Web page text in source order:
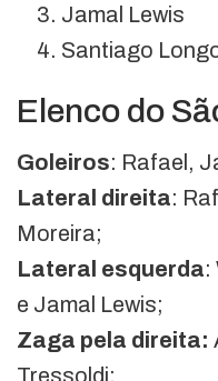
Jamal Lewis
Santiago
Elenco do
Goleiros: Rafael,
Lateral direita:
Moreira;
Lateral esquerda:
e Jamal Lewis;
Zaga pela direita:
Tressoldi;